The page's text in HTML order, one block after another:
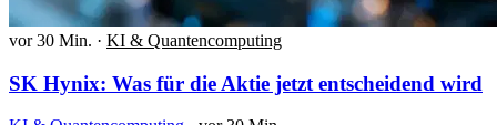
vor 30 Min. · KI & Quantencomputing
SK Hynix: Was für die Aktie jetzt entscheidend wird